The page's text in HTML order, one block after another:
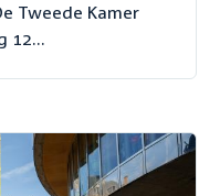
Tweede Kamer
12...